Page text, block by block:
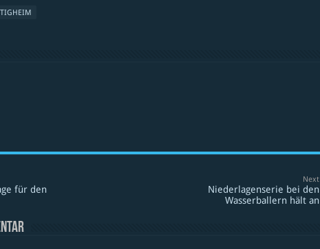
für den
Next
Niederlagenserie bei den
Wasserballern hält an